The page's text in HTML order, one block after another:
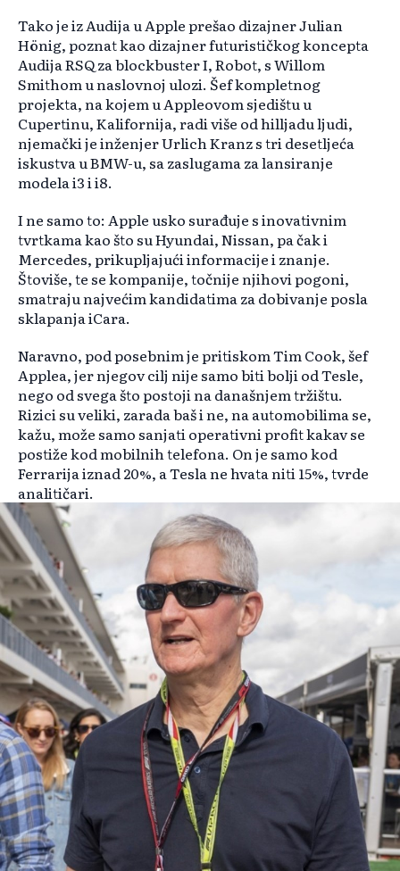
Tako je iz Audija u Apple prešao dizajner Julian
Hönig, poznat kao dizajner futurističkog koncepta
Audija RSQ za blockbuster I, Robot, s Willom
Smithom u naslovnoj ulozi. Šef kompletnog
projekta, na kojem u Appleovom sjedištu u
Cupertinu, Kalifornija, radi više od hilljadu ljudi,
njemački je inženjer Urlich Kranz s tri desetljeća
iskustva u BMW-u, sa zaslugama za lansiranje
modela i3 i i8.
I ne samo to: Apple usko surađuje s inovativnim
tvrtkama kao što su Hyundai, Nissan, pa čak i
Mercedes, prikupljajući informacije i znanje.
Štoviše, te se kompanije, točnije njihovi pogoni,
smatraju najvećim kandidatima za dobivanje posla
sklapanja iCara.
Naravno, pod posebnim je pritiskom Tim Cook, šef
Applea, jer njegov cilj nije samo biti bolji od Tesle,
nego od svega što postoji na današnjem tržištu.
Rizici su veliki, zarada baš i ne, na automobilima se,
kažu, može samo sanjati operativni profit kakav se
postiže kod mobilnih telefona. On je samo kod
Ferrarija iznad 20%, a Tesla ne hvata niti 15%, tvrde
analitičari.